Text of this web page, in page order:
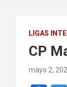
LIGAS
CP
mayo 2,